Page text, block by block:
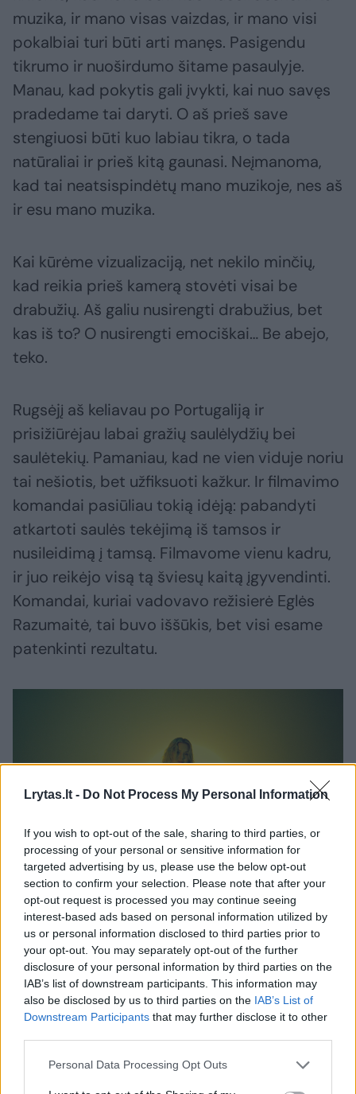
Lrytas.lt - Do Not Process My Personal Information
If you wish to opt-out of the sale, sharing to third parties, or
processing of your personal or sensitive information for
targeted advertising by us, please use the below opt-out
section to confirm your selection. Please note that after your
opt-out request is processed you may continue seeing
interest-based ads based on personal information utilized by
us or personal information disclosed to third parties prior to
your opt-out. You may separately opt-out of the further
disclosure of your personal information by third parties on the
IAB’s list of downstream participants. This information may
also be disclosed by us to third parties on the IAB’s List of
Downstream Participants that may further disclose it to other
Personal Data Processing Opt Outs
muzika, ir mano visas vaizdas, ir mano visi
pokalbiai turi būti arti manęs. Pasigendu
tikrumo ir nuoširdumo šitame pasaulyje.
Manau, kad pokytis gali įvykti, kai nuo savęs
pradedame tai daryti. O aš prieš save
stengiuosi būti kuo labiau tikra, o tada
natūraliai ir prieš kitą gaunasi. Neįmanoma,
kad tai neatsispindėtų mano muzikoje, nes aš
ir esu mano muzika.
Kai kūrėme vizualizaciją, net nekilo minčių,
kad reikia prieš kamerą stovėti visai be
drabužių. Aš galiu nusirengti drabužius, bet
kas iš to? O nusirengti emociškai… Be abejo,
teko.
Rugsėjį aš keliavau po Portugaliją ir
prisižiūrėjau labai gražių saulėlydžių bei
saulėtekių. Pamaniau, kad ne vien viduje noriu
tai nešiotis, bet užfiksuoti kažkur. Ir filmavimo
komandai pasiūliau tokią idėją: pabandyti
atkartoti saulės tekėjimą iš tamsos ir
nusileidimą į tamsą. Filmavome vienu kadru,
ir juo reikėjo visą tą šviesų kaitą įgyvendinti.
Komandai, kuriai vadovavo režisierė Eglės
Razumaitė, tai buvo iššūkis, bet visi esame
patenkinti rezultatu.
Daugiau nuotraukų (9)
Monika Linkytė pristato naują, intymią dainą: „Atviras
pokalbis gali būti nemalonus, bet jo reikia“.
V.Cygo nuotr.
– O tu labiau esi saulėtekio ar saulėlydžio
žmogus?